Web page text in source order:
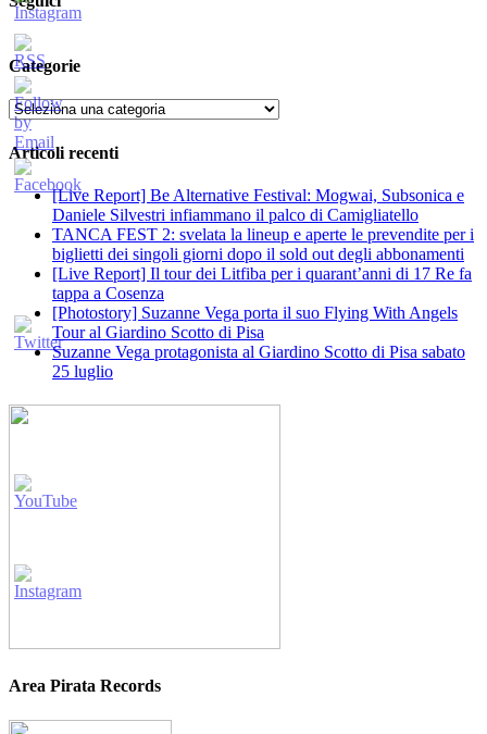
Categorie
Categorie
Articoli recenti
[Live Report] Be Alternative Festival: Mogwai, Subsonica e
Daniele Silvestri infiammano il palco di Camigliatello
TANCA FEST 2: svelata la lineup e aperte le prevendite per i
biglietti dei singoli giorni dopo il sold out degli abbonamenti
[Live Report] Il tour dei Litfiba per i quarant’anni di 17 Re fa
tappa a Cosenza
[Photostory] Suzanne Vega porta il suo Flying With Angels
Tour al Giardino Scotto di Pisa
Suzanne Vega protagonista al Giardino Scotto di Pisa sabato
25 luglio
Area Pirata Records